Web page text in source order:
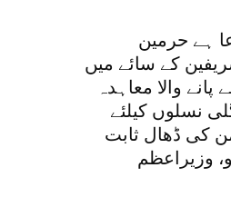
ہے حرمین
کے سائے میں
پانے والا معاہدہ
نسلوں کیلئے
کی ڈھال ثابت
وزیراعظم